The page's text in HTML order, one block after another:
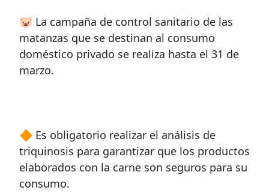
🐷 La campaña de control sanitario de las
matanzas que se destinan al consumo
doméstico privado se realiza hasta el 31 de
marzo.
🔶 Es obligatorio realizar el análisis de
triquinosis para garantizar que los productos
elaborados con la carne son seguros para su
consumo.